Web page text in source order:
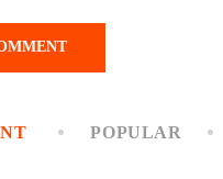
POPULAR